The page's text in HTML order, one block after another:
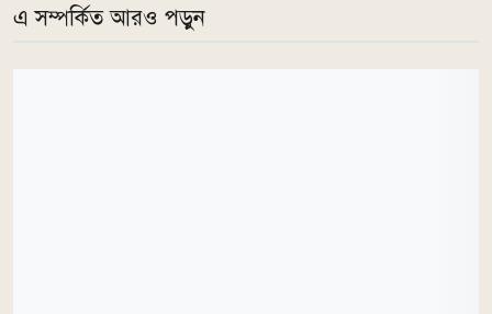
এ সম্পর্কিত আরও পড়ুন